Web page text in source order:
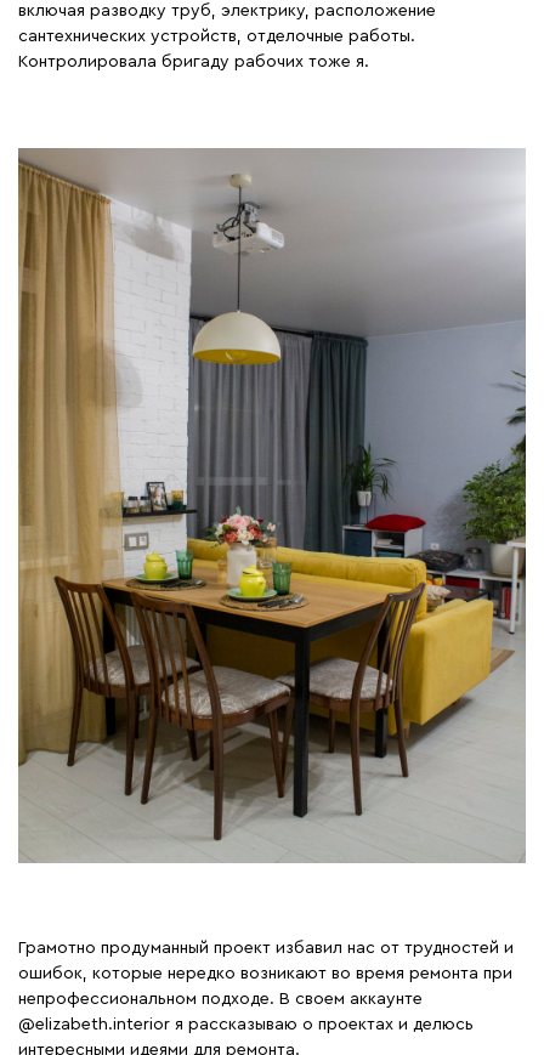
включая разводку труб, электрику, расположение
сантехнических устройств, отделочные работы.
Контролировала бригаду рабочих тоже я.
Грамотно продуманный проект избавил нас от трудностей и
ошибок, которые нередко возникают во время ремонта при
непрофессиональном подходе. В своем аккаунте
@elizabeth.interior я рассказываю о проектах и делюсь
интересными идеями для ремонта.